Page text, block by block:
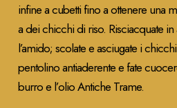
infine a cubetti fino a ottenere una
a dei chicchi di riso. Risciacquate
l’amido; scolate e asciugate i
pentolino antiaderente e fate
burro e l’olio Antiche Trame.